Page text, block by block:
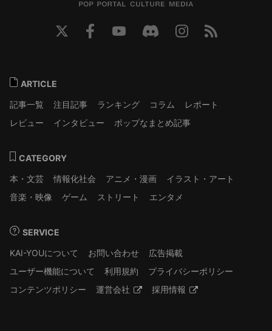
ARTICLE
記事一覧
注目記事 ランキング コラム
レポート
レビュー
インタビュー ポップなまとめ記事
CATEGORY
本・文芸
情報化社会 アニメ・漫画
イラスト・アート
音楽・映像
ゲーム ストリート エンタメ
SERVICE
KAI-YOUについて
お問い合わせ
広告掲載
ユーザー機能について
利用規約
プライバシーポリシー
コンテンツポリシー
運営会社 採用情報